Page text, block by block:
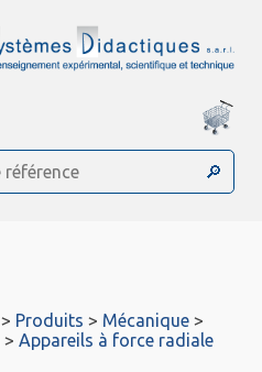
> Produits > Mécanique >
> Appareils à force radiale